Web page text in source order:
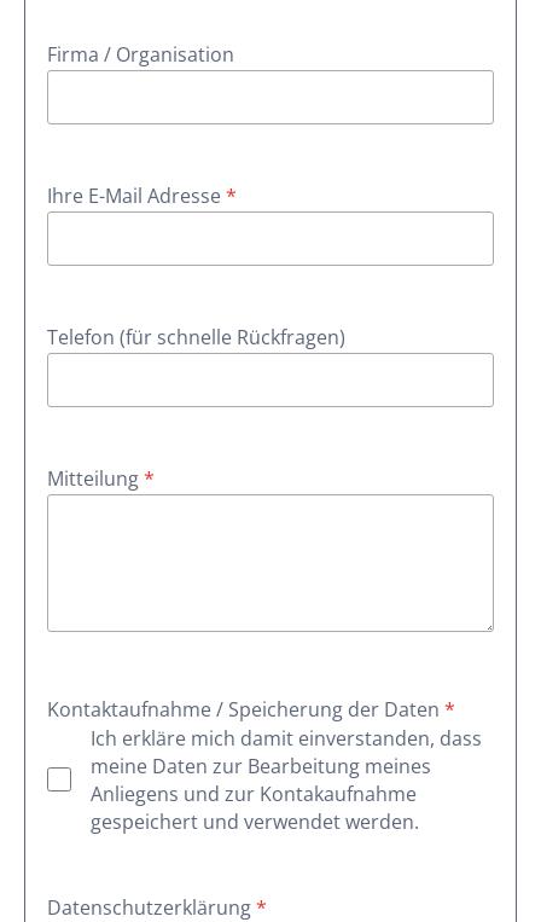
Firma / Organisation
Ihre E-Mail Adresse*
Telefon (für schnelle Rückfragen)
Mitteilung*
Kontaktaufnahme / Speicherung der Daten *
Ich erkläre mich damit einverstanden, dass
meine Daten zur Bearbeitung meines
Anliegens und zur Kontakaufnahme
gespeichert und verwendet werden.
Datenschutzerklärung*